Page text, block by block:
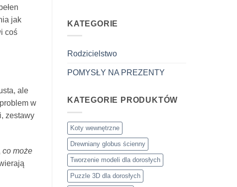
jak
coś
ale
w
zestawy
co może
originali
Come
scegliere
senza
KATEGORIE
Rodzicielstwo
POMYSŁY NA PREZENTY
KATEGORIE PRODUKTÓW
Koty wewnętrzne
Drewniany globus ścienny
Tworzenie modeli dla dorosłych
Puzzle 3D dla dorosłych